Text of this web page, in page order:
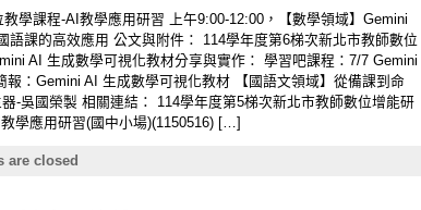
學課程-AI教學應用研習 上午9:00-12:00，【數學領域】Gemini
課的高效應用 公文與附件： 114學年度第6梯次新北市教師數位
AI 生成數學可視化教材分享與實作： 學習吧課程：7/7 Gemini
：Gemini AI 生成數學可視化教材 【國語文領域】從備課到命
-吳國榮製 相關連結： 114學年度第5梯次新北市教師數位增能研
學應用研習(國中小場)(1150516) […]
are closed